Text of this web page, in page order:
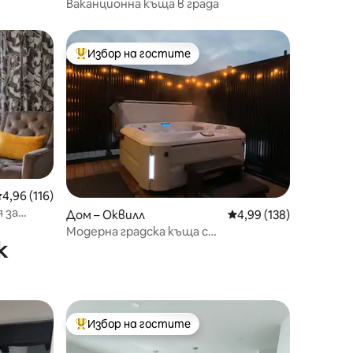
Ваканционна къща в града
оценка: 4,96 от 5, 116 отзива
4,96 (116)
за
Най-популярен избор на гостите
Избор на гостите
Дом – Оквилл Средна оценка: 4,99
4,99 (138)
Модерна градска къща с
Най-популярен избор на гостите
Избор на гостите